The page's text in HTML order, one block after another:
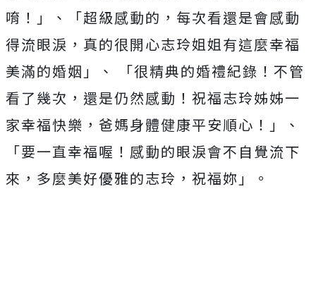
唷！」、「超級感動的，每次看還是會感動
得流眼淚，真的很開心志玲姐姐有這麼幸福
美滿的婚姻」、 「很精典的婚禮紀錄！不管
看了幾次，還是仍然感動！祝福志玲姊姊一
家幸福快樂，爸媽身體健康平安順心！」、
「要一直幸福喔！感動的眼淚會不自覺流下
來，多麼美好優雅的志玲，祝福妳」。